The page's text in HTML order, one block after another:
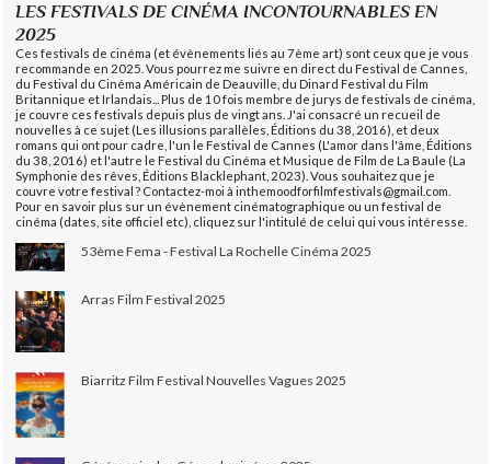
LES FESTIVALS DE CINÉMA INCONTOURNABLES EN
2025
Ces festivals de cinéma (et évènements liés au 7ème art) sont ceux que je vous
recommande en 2025. Vous pourrez me suivre en direct du Festival de Cannes,
du Festival du Cinéma Américain de Deauville, du Dinard Festival du Film
Britannique et Irlandais... Plus de 10 fois membre de jurys de festivals de cinéma,
je couvre ces festivals depuis plus de vingt ans. J'ai consacré un recueil de
nouvelles à ce sujet (Les illusions parallèles, Éditions du 38, 2016), et deux
romans qui ont pour cadre, l'un le Festival de Cannes (L'amor dans l'âme, Éditions
du 38, 2016) et l'autre le Festival du Cinéma et Musique de Film de La Baule (La
Symphonie des rêves, Éditions Blacklephant, 2023). Vous souhaitez que je
couvre votre festival ? Contactez-moi à inthemoodforfilmfestivals@gmail.com.
Pour en savoir plus sur un évènement cinématographique ou un festival de
cinéma (dates, site officiel etc), cliquez sur l'intitulé de celui qui vous intéresse.
53ème Fema - Festival La Rochelle Cinéma 2025
Arras Film Festival 2025
Biarritz Film Festival Nouvelles Vagues 2025